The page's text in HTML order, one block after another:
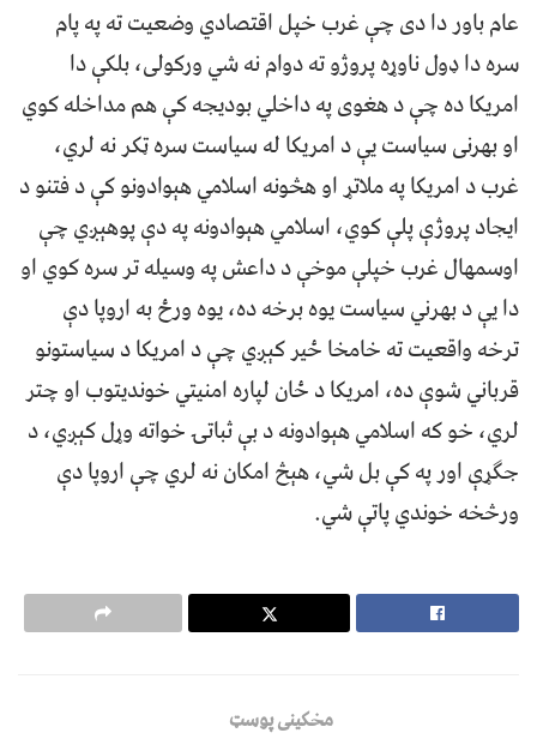
عام باور دا دی چې غرب خپل اقتصادي وضعیت ته په پام
سره دا ډول ناوړه پروژو ته دوام نه شي ورکولی، بلکې دا
امریکا ده چې د هغوی په داخلي بودیجه کې هم مداخله کوي
او بهرنی سیاست یې د امریکا له سیاست سره ټکر نه لري،
غرب د امریکا په ملاتړ او هڅونه اسلامي هېوادونو کې د فتنو د
ایجاد پروژې پلې کوي، اسلامي هېوادونه په دې پوهېږي چې
اوسمهال غرب خپلې موخې د داعش په وسیله تر سره کوي او
دا یې د بهرني سیاست یوه برخه ده، یوه ورځ به اروپا دې
ترخه واقعیت ته خامخا ځير کېږي چې د امریکا د سیاستونو
قرباني شوې ده، امریکا د ځان لپاره امنیتي خوندیتوب او چتر
لري، خو که اسلامي هېوادونه د بې ثباتۍ خواته وړل کېږي، د
جګړې اور په کې بل شي، هېڅ امکان نه لري چې اروپا دې
ورڅخه خوندي پاتې شي.
مخکینی پوسټ